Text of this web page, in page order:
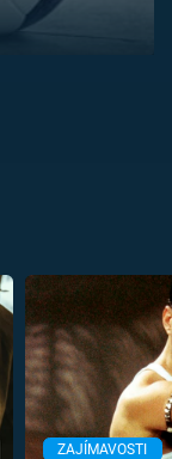
ZAJÍMAVOSTI